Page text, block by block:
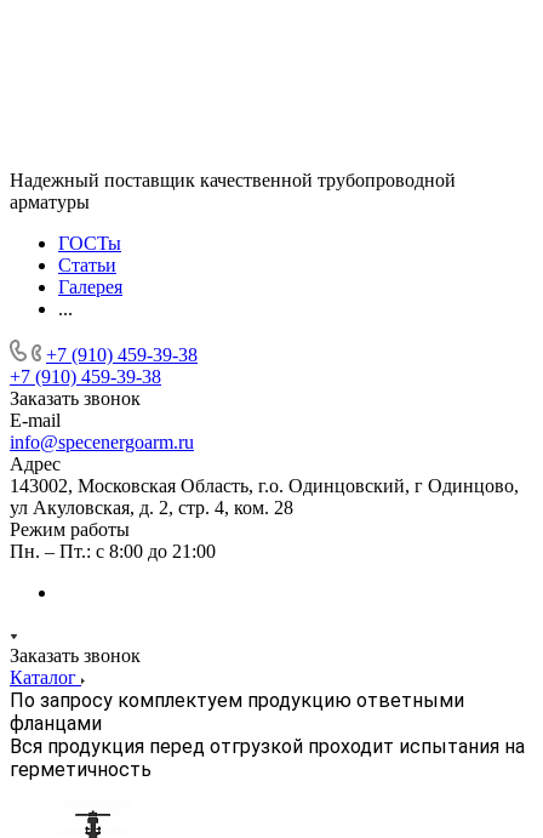
Надежный поставщик качественной трубопроводной
арматуры
ГОСТы
Статьи
Галерея
...
+7 (910) 459-39-38
+7 (910) 459-39-38
Заказать звонок
E-mail
info@specenergoarm.ru
Адрес
143002, Московская Область, г.о. Одинцовский, г Одинцово,
ул Акуловская, д. 2, стр. 4, ком. 28
Режим работы
Пн. – Пт.: с 8:00 до 21:00
Заказать звонок
Каталог
По запросу комплектуем продукцию ответными
фланцами
Вся продукция перед отгрузкой проходит испытания на
герметичность